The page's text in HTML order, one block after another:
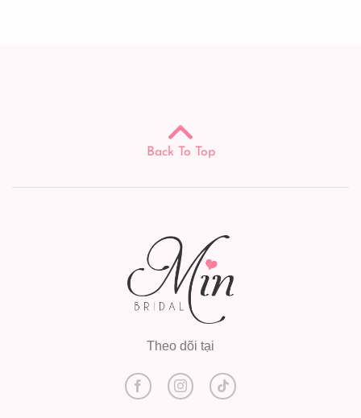
Back To Top
Theo dõi tại